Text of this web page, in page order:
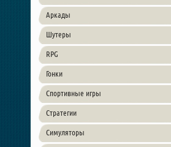
Аркады
Шутеры
RPG
Гонки
Спортивные игры
Стратегии
Симуляторы